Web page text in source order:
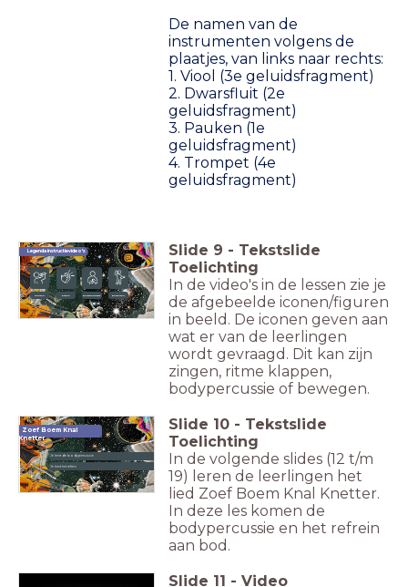
De namen van de
instrumenten volgens de
plaatjes, van links naar rechts:
1. Viool (3e geluidsfragment)
2. Dwarsfluit (2e
geluidsfragment)
3. Pauken (1e
geluidsfragment)
4. Trompet (4e
geluidsfragment)
Legenda instructievideo's Slide 9 - Tekstslide
Toelichting
In de video's in de lessen zie je
de afgebeelde iconen/figuren
in beeld. De iconen geven aan
wat er van de leerlingen
wordt gevraagd. Dit kan zijn
zingen, ritme klappen,
bodypercussie of bewegen.
Zoef Boem Knal
Knetter
Tekst
Je leert het refrein
Je leert de bodypercussie
Slide 10 - Tekstslide
Toelichting
In de volgende slides (12 t/m
19) leren de leerlingen het
lied Zoef Boem Knal Knetter.
In deze les komen de
bodypercussie en het refrein
aan bod.
Slide 11 - Video